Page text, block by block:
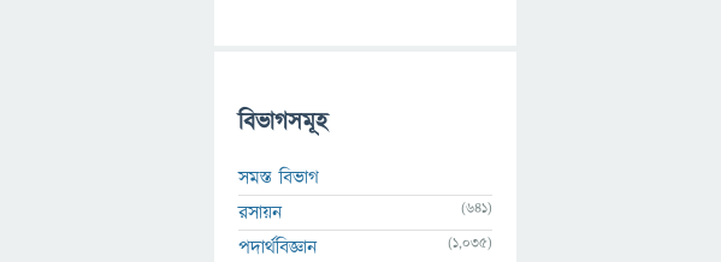
বিভাগসমূহ
সমস্ত বিভাগ
রসায়ন
(641)
পদার্থবিজ্ঞান (1,035)